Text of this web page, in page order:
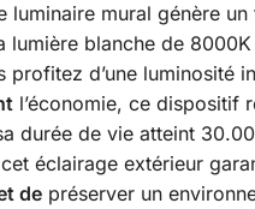
luminaire mural génère
lumière blanche de
profitez d’une luminosité
l’économie, ce dispositif
durée de vie atteint
éclairage extérieur
depréserver un